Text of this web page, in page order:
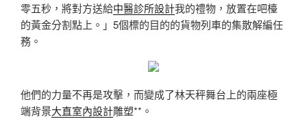
零五秒，將對方送給中醫診所設計我的禮物，放置在吧檯
的黃金分割點上。」5個標的目的的貨物列車的集散解編任
務。
他們的力量不再是攻擊，而變成了林天秤舞台上的兩座極
端背景大直室內設計雕塑**。